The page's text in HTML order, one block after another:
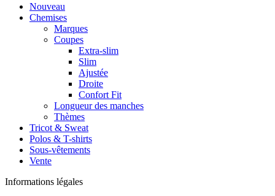
Nouveau
Chemises
Marques
Coupes
Extra-slim
Slim
Ajustée
Droite
Confort Fit
Longueur des manches
Thèmes
Tricot & Sweat
Polos & T-shirts
Sous-vêtements
Vente
Informations légales